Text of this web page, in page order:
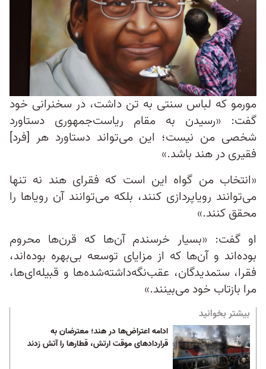
مورمو که لباس سنتی به تن داشت، در سخنرانی خود
گفت: «رسیدن به مقام ریاست‌جمهوری دستاورد
شخصی من نیست؛ این می‌تواند دستاورد هر [فرد]
فقیری در هند باشد.»
«انتخاب من گواه این است که فقرای هند نه تنها
می‌توانند رویاپردازی کنند، بلکه می‌توانند آن رویاها را
محقق کنند.»
او گفت: «بسیار خرسندم آن‌ها که قرن‌ها محروم
بوده‌اند و آن‌ها که از مزایای توسعه بی‌بهره بوده‌اند،
فقرا، ستمدیدگان، عقب‌نگه‌داشته‌شده‌ها و قبیله‌ای‌ها،
مرا بازتاب خود می‌بینند.»
بیشتر بخوانید
ادامه اعتراض‌ها در هند؛ معترضان به
قراردادهای موقت ارتش، قطارها را آتش زدند